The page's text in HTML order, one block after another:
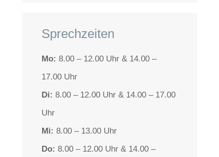
Sprechzeiten
Mo: 8.00 – 12.00 Uhr & 14.00 –
17.00 Uhr
Di: 8.00 – 12.00 Uhr & 14.00 – 17.00
Uhr
Mi: 8.00 – 13.00 Uhr
Do: 8.00 – 12.00 Uhr & 14.00 –